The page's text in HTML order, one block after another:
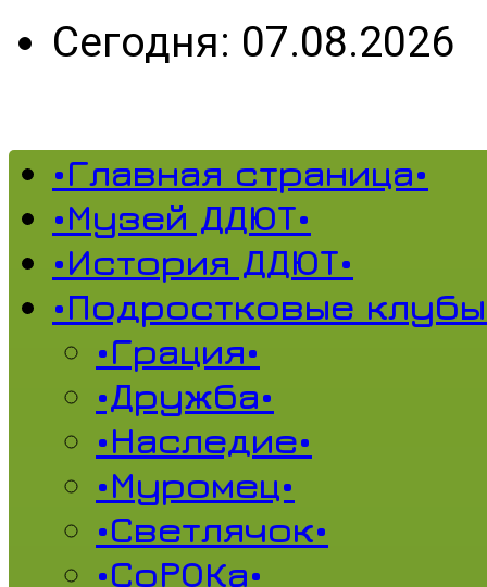
Сегодня: 07.08.2026
•Главная страница•
•Музей ДДЮТ•
•История ДДЮТ•
•Подростковые
•Грация•
•Дружба•
•Наследие•
•Муромец•
•Светлячок•
•СоРОКа•